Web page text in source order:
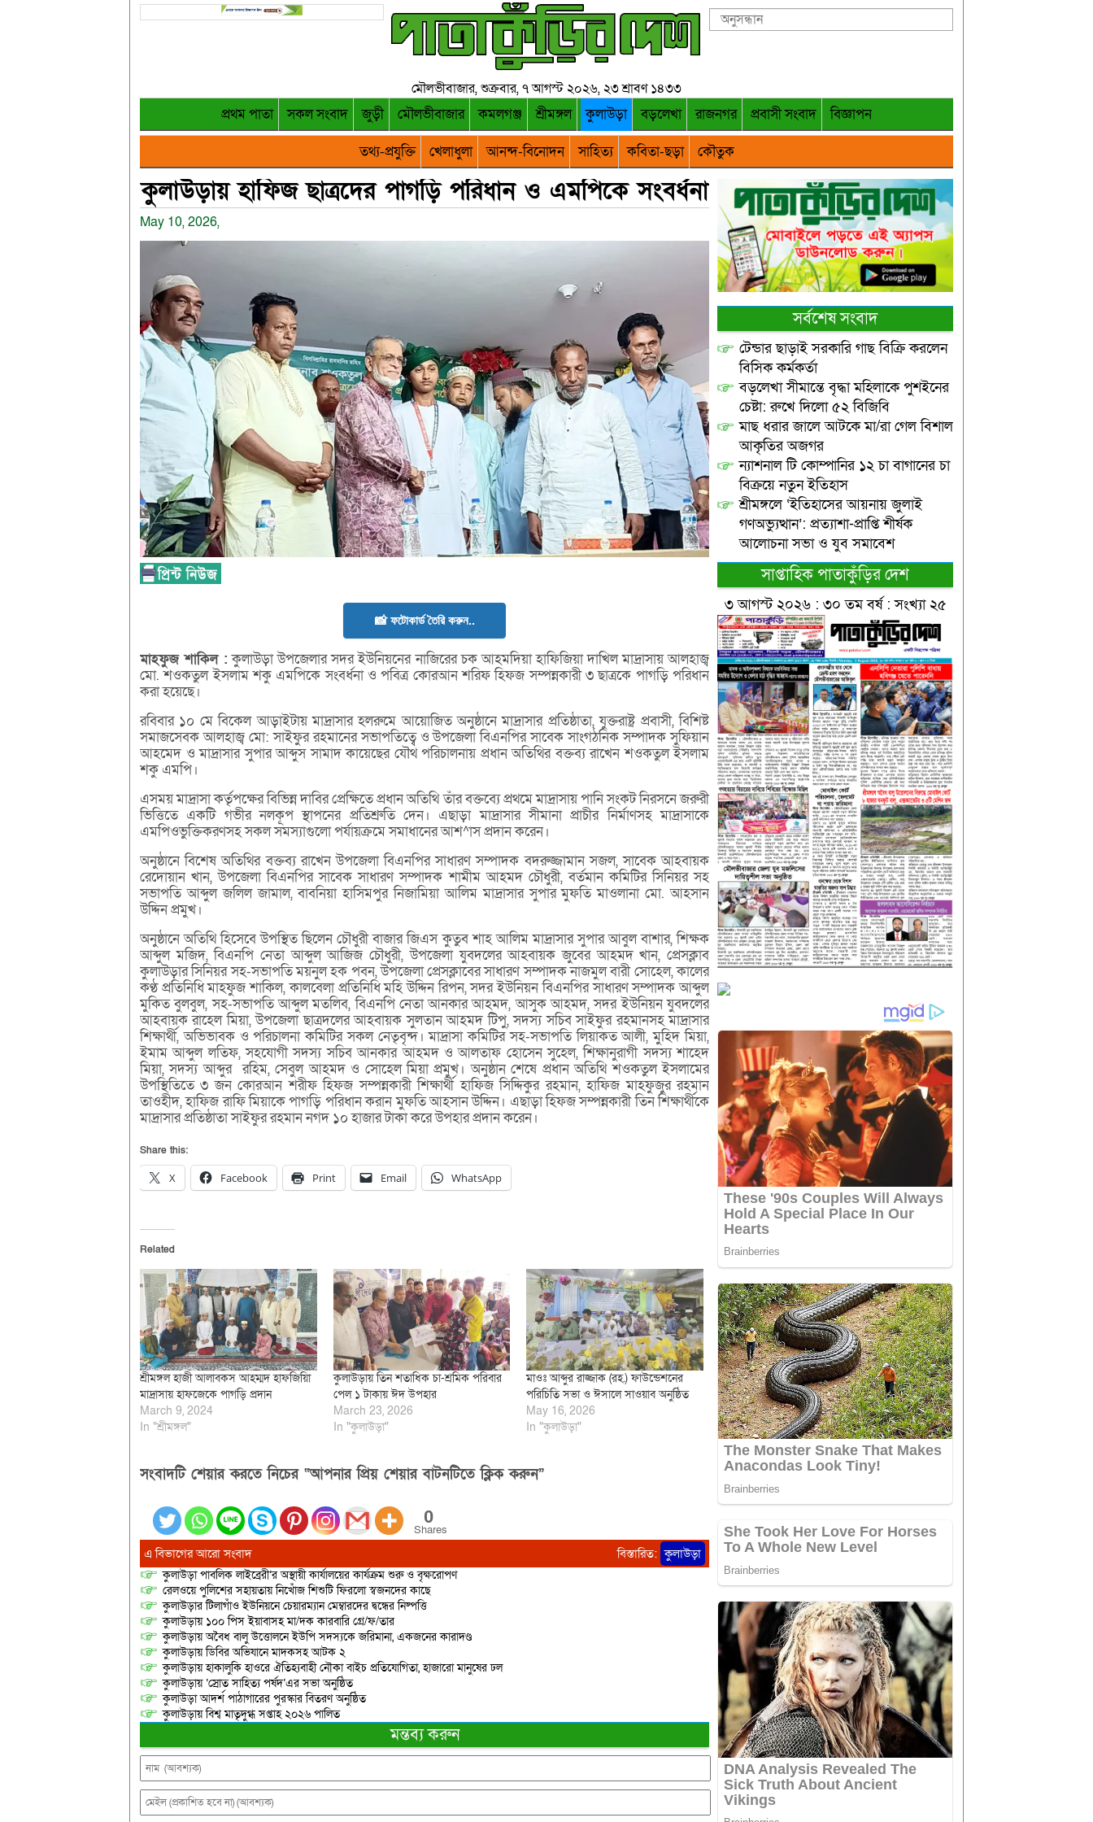
মৌলভীবাজার, শুক্রবার, ৭ আগস্ট ২০২৬, ২৩ শ্রাবণ ১৪৩৩
প্রথম পাতা সকল সংবাদ জুড়ী মৌলভীবাজার কমলগঞ্জ শ্রীমঙ্গল কুলাউড়া বড়লেখা রাজনগর প্রবাসী সংবাদ
বিজ্ঞাপন
তথ্য-প্রযুক্তি
খেলাধুলা আনন্দ-বিনোদন সাহিত্য কবিতা-ছড়া কৌতুক
কুলাউড়ায় হাফিজ ছাত্রদের পাগড়ি পরিধান ও এমপিকে সংবর্ধনা
May 10, 2026,
📸 ফটোকার্ড তৈরি করুন..
মাহফুজশাকিল : কুলাউড়া উপজেলার সদর ইউনিয়নের নাজিরের চক আহমদিয়া হাফিজিয়া দাখিল মাদ্রাসায় আলহাজ্ব
মো. শওকতুল ইসলাম শকু এমপিকে সংবর্ধনা ও পবিত্র কোরআন শরিফ হিফজ সম্পন্নকারী ৩ ছাত্রকে পাগড়ি পরিধান
করা হয়েছে।
রবিবার ১০ মে বিকেল আড়াইটায় মাদ্রাসার হলরুমে আয়োজিত অনুষ্ঠানে মাদ্রাসার প্রতিষ্ঠাতা, যুক্তরাষ্ট্র প্রবাসী, বিশিষ্ট
সমাজসেবক আলহাজ্ব মো: সাইফুর রহমানের সভাপতিত্বে ও উপজেলা বিএনপির সাবেক সাংগঠনিক সম্পাদক সুফিয়ান
আহমেদ ও মাদ্রাসার সুপার আব্দুস সামাদ কায়েছের যৌথ পরিচালনায় প্রধান অতিথির বক্তব্য রাখেন শওকতুল ইসলাম
শকু এমপি।
এসময় মাদ্রাসা কর্তৃপক্ষের বিভিন্ন দাবির প্রেক্ষিতে প্রধান অতিথি তাঁর বক্তব্যে প্রথমে মাদ্রাসায় পানি সংকট নিরসনে জরুরী
ভিত্তিতে একটি গভীর নলকূপ স্থাপনের প্রতিশ্রুতি দেন। এছাড়া মাদ্রাসার সীমানা প্রাচীর নির্মাণসহ মাদ্রাসাকে
এমপিওভুক্তিকরণসহ সকল সমস্যাগুলো পর্যায়ক্রমে সমাধানের আশ^াস প্রদান করেন।
অনুষ্ঠানে বিশেষ অতিথির বক্তব্য রাখেন উপজেলা বিএনপির সাধারণ সম্পাদক বদরুজ্জামান সজল, সাবেক আহবায়ক
রেদোয়ান খান, উপজেলা বিএনপির সাবেক সাধারণ সম্পাদক শামীম আহমদ চৌধুরী, বর্তমান কমিটির সিনিয়র সহ
সভাপতি আব্দুল জলিল জামাল, বাবনিয়া হাসিমপুর নিজামিয়া আলিম মাদ্রাসার সুপার মুফতি মাওলানা মো. আহসান
উদ্দিন প্রমুখ।
অনুষ্ঠানে অতিথি হিসেবে উপস্থিত ছিলেন চৌধুরী বাজার জিএস কুতুব শাহ আলিম মাদ্রাসার সুপার আবুল বাশার, শিক্ষক
আব্দুল মজিদ, বিএনপি নেতা আব্দুল আজিজ চৌধুরী, উপজেলা যুবদলের আহবায়ক জুবের আহমদ খান, প্রেসক্লাব
কুলাউড়ার সিনিয়র সহ-সভাপতি ময়নুল হক পবন, উপজেলা প্রেসক্লাবের সাধারণ সম্পাদক নাজমুল বারী সোহেল, কালের
কণ্ঠ প্রতিনিধি মাহফুজ শাকিল, কালবেলা প্রতিনিধি মহি উদ্দিন রিপন, সদর ইউনিয়ন বিএনপির সাধারণ সম্পাদক আব্দুল
মুকিত বুলবুল, সহ-সভাপতি আব্দুল মতলিব, বিএনপি নেতা আনকার আহমদ, আসুক আহমদ, সদর ইউনিয়ন যুবদলের
আহবায়ক রাহেল মিয়া, উপজেলা ছাত্রদলের আহবায়ক সুলতান আহমদ টিপু, সদস্য সচিব সাইফুর রহমানসহ মাদ্রাসার
শিক্ষার্থী, অভিভাবক ও পরিচালনা কমিটির সকল নেতৃবৃন্দ। মাদ্রাসা কমিটির সহ-সভাপতি লিয়াকত আলী, মুহিদ মিয়া,
ইমাম আব্দুল লতিফ, সহযোগী সদস্য সচিব আনকার আহমদ ও আলতাফ হোসেন সুহেল, শিক্ষানুরাগী সদস্য শাহেদ
মিয়া, সদস্য আব্দুর রহিম, সেবুল আহমদ ও সোহেল মিয়া প্রমুখ। অনুষ্ঠান শেষে প্রধান অতিথি শওকতুল ইসলামের
উপস্থিতিতে ৩ জন কোরআন শরীফ হিফজ সম্পন্নকারী শিক্ষার্থী হাফিজ সিদ্দিকুর রহমান, হাফিজ মাহফুজুর রহমান
তাওহীদ, হাফিজ রাফি মিয়াকে পাগড়ি পরিধান করান মুফতি আহসান উদ্দিন। এছাড়া হিফজ সম্পন্নকারী তিন শিক্ষার্থীকে
মাদ্রাসার প্রতিষ্ঠাতা সাইফুর রহমান নগদ ১০ হাজার টাকা করে উপহার প্রদান করেন।
Share this:
X Facebook Print Email WhatsApp
Related
শ্রীমঙ্গল হাজী আলাবকস আহম্মদ হাফজিয়িা
মাদ্রাসায় হাফজেকে পাগড়ি প্রদান
March 9, 2024
In "শ্রীমঙ্গল"
কুলাউড়ায় তিন শতাধিক চা-শ্রমিক পরিবার
পেল ১ টাকায় ঈদ উপহার
March 23, 2026
In "কুলাউড়া"
মাওঃ আব্দুর রাজ্জাক (রহ.) ফাউন্ডেশনের
পরিচিতি সভা ও ঈসালে সাওয়াব অনুষ্ঠিত
May 16, 2026
In "কুলাউড়া"
সংবাদটি শেয়ার করতে নিচের “আপনার প্রিয় শেয়ার বাটনটিতে ক্লিক করুন”
0
Shares
এ বিভাগের আরো সংবাদ বিস্তারিত: কুলাউড়া
কুলাউড়া পাবলিক লাইব্রেরী’র অস্থায়ী কার্যালয়ের কার্যক্রম শুরু ও বৃক্ষরোপণ
রেলওয়ে পুলিশের সহায়তায় নিখোঁজ শিশুটি ফিরলো স্বজনদের কাছে
কুলাউড়ার টিলাগাঁও ইউনিয়নে চেয়ারম্যান মেম্বারদের দ্বন্ধের নিষ্পত্তি
কুলাউড়ায় ১০০ পিস ইয়াবাসহ মা/দক কারবারি গ্রে/ফ/তার
কুলাউড়ায় অবৈধ বালু উত্তোলনে ইউপি সদস্যকে জরিমানা, একজনের কারাদণ্ড
কুলাউড়ায় ডিবির অভিযানে মাদকসহ আটক ২
কুলাউড়ায় হাকালুকি হাওরে ঐতিহ্যবাহী নৌকা বাইচ প্রতিযোগিতা, হাজারো মানুষের ঢল
কুলাউড়ায় ‘স্রোত সাহিত্য পর্ষদ’এর সভা অনুষ্ঠিত
কুলাউড়া আদর্শ পাঠাগারের পুরস্কার বিতরণ অনুষ্ঠিত
কুলাউড়ায় বিশ্ব মাতৃদুগ্ধ সপ্তাহ ২০২৬ পালিত
মন্তব্য করুন
সর্বশেষ সংবাদ
টেন্ডার ছাড়াই সরকারি গাছ বিক্রি করলেন
বিসিক কর্মকর্তা
বড়লেখা সীমান্তে বৃদ্ধা মহিলাকে পুশইনের
চেষ্টা: রুখে দিলো ৫২ বিজিবি
মাছ ধরার জালে আটকে মা/রা গেল বিশাল
আকৃতির অজগর
ন্যাশনাল টি কোম্পানির ১২ চা বাগানের চা
বিক্রয়ে নতুন ইতিহাস
শ্রীমঙ্গলে ‘ইতিহাসের আয়নায় জুলাই
গণঅভ্যুত্থান’: প্রত্যাশা-প্রাপ্তি শীর্ষক
আলোচনা সভা ও যুব সমাবেশ
সাপ্তাহিক পাতাকুঁড়ির দেশ
৩ আগস্ট ২০২৬ : ৩০ তম বর্ষ : সংখ্যা ২৫